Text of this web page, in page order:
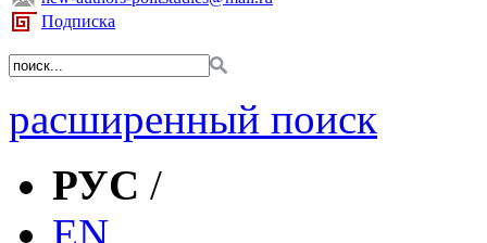
Подписка
расширенный поиск
РУС /